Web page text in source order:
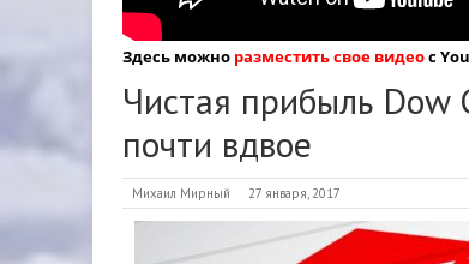
Здесь можно разместить свое видеос
Чистая прибыль Dow
почти вдвое
Михаил Мирный 27 января, 2017